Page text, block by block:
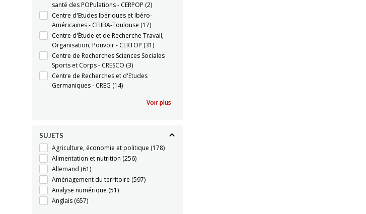
santé des POPulations - CERPOP (2)
Centre d'Etudes Ibériques et Ibéro-
Américaines - CEIIBA-Toulouse (17)
Centre d'Étude et de Recherche Travail,
Organisation, Pouvoir - CERTOP (31)
Centre de Recherches Sciences Sociales
Sports et Corps - CRESCO (3)
Centre de Recherches et d'Etudes
Germaniques - CREG (14)
Voir plus
SUJETS
Agriculture, économie et politique (178)
Alimentation et nutrition (256)
Allemand (61)
Aménagement du territoire (597)
Analyse numérique (51)
Anglais (657)